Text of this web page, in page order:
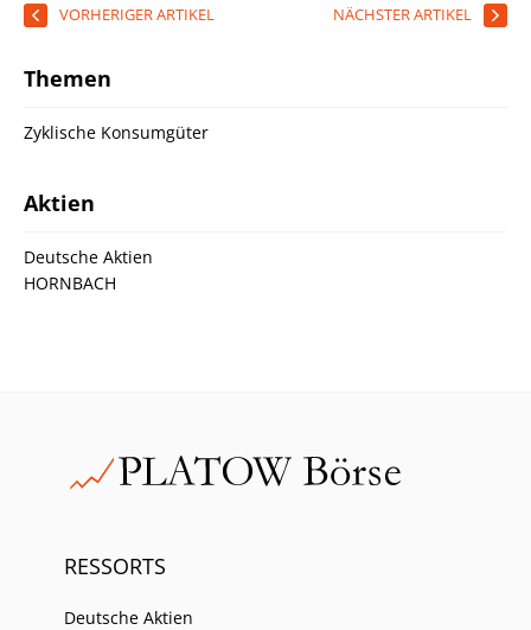
VORHERIGER ARTIKEL NÄCHSTER ARTIKEL
Themen
Zyklische Konsumgüter
Aktien
Deutsche Aktien
HORNBACH
RESSORTS
Deutsche Aktien